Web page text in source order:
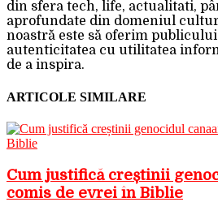
din sfera tech, life, actualitati,
aprofundate din domeniul
noastră este să oferim
autenticitatea cu utilitatea
de a inspira.
ARTICOLE SIMILARE
Cum justifică creștinii
comis de evrei în Biblie